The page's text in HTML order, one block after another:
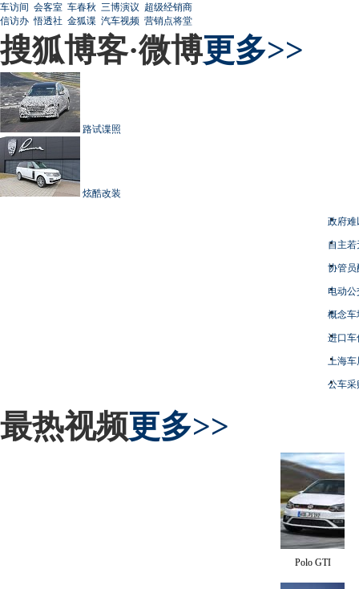
车访间 会客室 车春秋 三博演议 超级经销商
信访办 悟透社 金狐谍 汽车视频 营销点将堂
搜狐博客·微博更多>>
路试谍照
炫酷改装
政府难
自主
协管员
电动
概念车
进口车
上海
公车采
最热视频更多>>
Polo GTI